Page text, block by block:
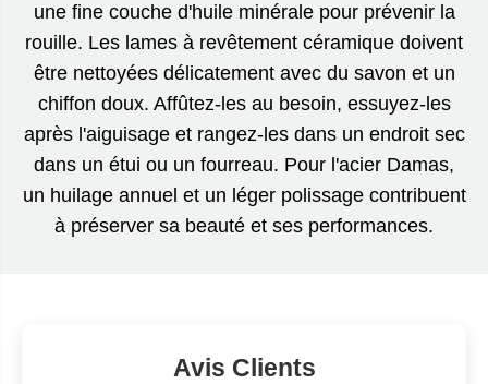
une fine couche d'huile minérale pour prévenir la
rouille. Les lames à revêtement céramique doivent
être nettoyées délicatement avec du savon et un
chiffon doux. Affûtez-les au besoin, essuyez-les
après l'aiguisage et rangez-les dans un endroit sec
dans un étui ou un fourreau. Pour l'acier Damas,
un huilage annuel et un léger polissage contribuent
à préserver sa beauté et ses performances.
Avis Clients